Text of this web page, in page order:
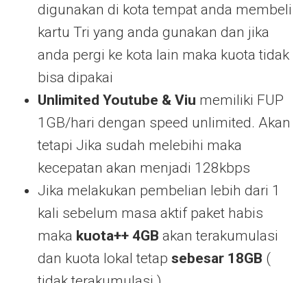
digunakan di kota tempat anda membeli
kartu Tri yang anda gunakan dan jika
anda pergi ke kota lain maka kuota tidak
bisa dipakai
Unlimited Youtube & Viu memiliki FUP
1GB/hari dengan speed unlimited. Akan
tetapi Jika sudah melebihi maka
kecepatan akan menjadi 128kbps
Jika melakukan pembelian lebih dari 1
kali sebelum masa aktif paket habis
maka kuota++ 4GB akan terakumulasi
dan kuota lokal tetap sebesar 18GB (